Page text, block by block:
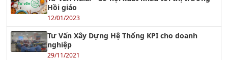
Khóa học RCM - Bảo Trì Dựa Trên Độ Tin Cậy